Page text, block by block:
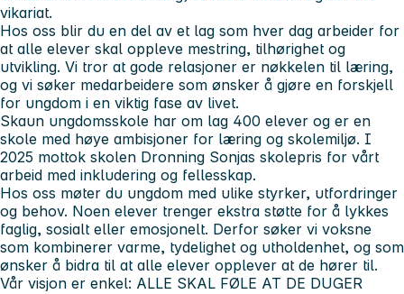
vikariat.
Hos oss blir du en del av et lag som hver dag arbeider for
at alle elever skal oppleve mestring, tilhørighet og
utvikling. Vi tror at gode relasjoner er nøkkelen til læring,
og vi søker medarbeidere som ønsker å gjøre en forskjell
for ungdom i en viktig fase av livet.
Skaun ungdomsskole har om lag 400 elever og er en
skole med høye ambisjoner for læring og skolemiljø. I
2025 mottok skolen Dronning Sonjas skolepris for vårt
arbeid med inkludering og fellesskap.
Hos oss møter du ungdom med ulike styrker, utfordringer
og behov. Noen elever trenger ekstra støtte for å lykkes
faglig, sosialt eller emosjonelt. Derfor søker vi voksne
som kombinerer varme, tydelighet og utholdenhet, og som
ønsker å bidra til at alle elever opplever at de hører til.
Vår visjon er enkel: ALLE SKAL FØLE AT DE DUGER